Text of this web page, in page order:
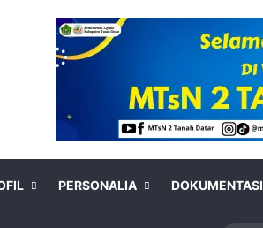
PERSONALIA DOKUMENTASI